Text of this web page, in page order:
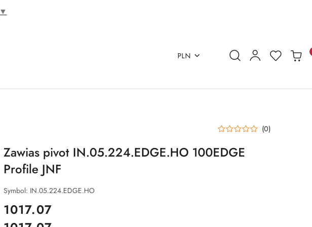
▼
PLN
(0)
Zawias pivot IN.05.224.EDGE.HO 100EDGE
Profile JNF
Symbol: IN.05.224.EDGE.HO
cena:
1017.07